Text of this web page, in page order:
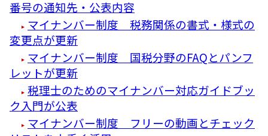
番号の通知先・公表内容
マイナンバー制度 税務関係の書式・様式の
変更点が更新
マイナンバー制度 国税分野のFAQとパンフ
レットが更新
税理士のためのマイナンバー対応ガイドブッ
ク入門が公表
マイナンバー制度 フリーの動画とチェック